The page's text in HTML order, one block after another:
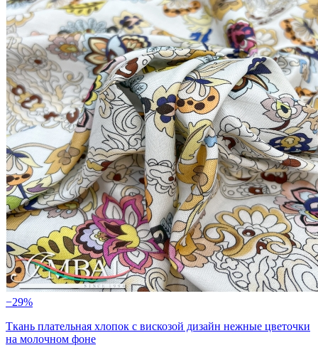
−29%
Ткань плательная хлопок с вискозой дизайн нежные цветочки
на молочном фоне